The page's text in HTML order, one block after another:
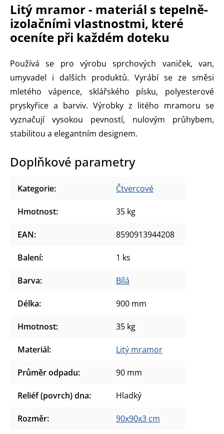
Litý mramor - materiál s tepelně-
izolačními vlastnostmi, které
oceníte při každém doteku
Používá se pro výrobu sprchových vaniček, van,
umyvadel i dalších produktů. Vyrábí se ze směsi
mletého vápence, sklářského písku, polyesterové
pryskyřice a barviv. Výrobky z litého mramoru se
vyznačují vysokou pevností, nulovým průhybem,
stabilitou a elegantním designem.
Doplňkové parametry
Kategorie: Čtvercové
Hmotnost: 35 kg
EAN: 8590913944208
Balení: 1 ks
Barva: Bílá
Délka: 900 mm
Hmotnost: 35 kg
Materiál: Litý mramor
Průměr odpadu: 90 mm
Reliéf (povrch) dna: Hladký
Rozměr: 90x90x3 cm